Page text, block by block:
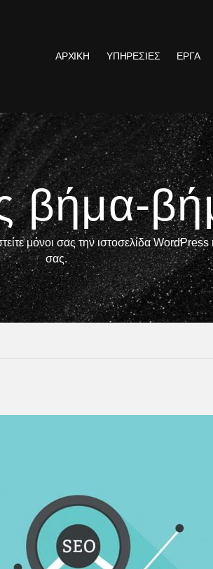
ΑΡΧΙΚΗ ΥΠΗΡΕΣΙΕΣ ΕΡΓΑ
βήμα-
μόνοι σας την ιστοσελίδα
σας.